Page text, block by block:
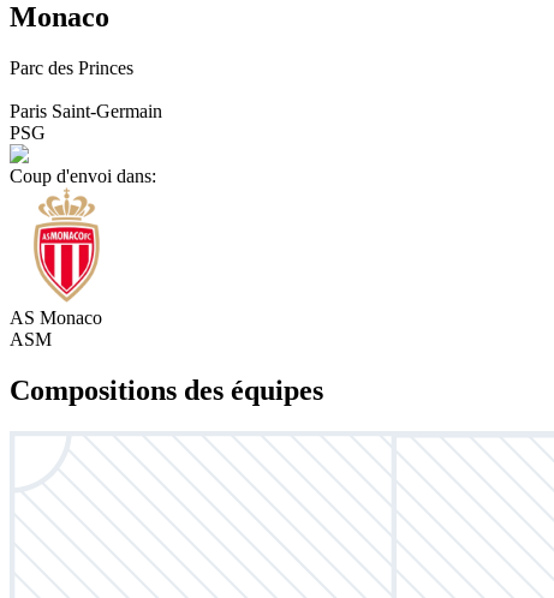
Monaco
Parc des Princes
Paris Saint-Germain
PSG
Coup d'envoi dans:
AS Monaco
ASM
Compositions des équipes